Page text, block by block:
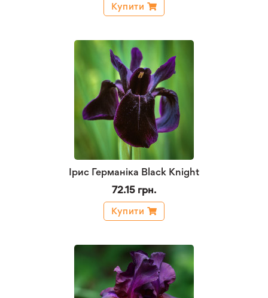
Купити
Ірис Германіка Black Knight
72.15 грн.
Купити